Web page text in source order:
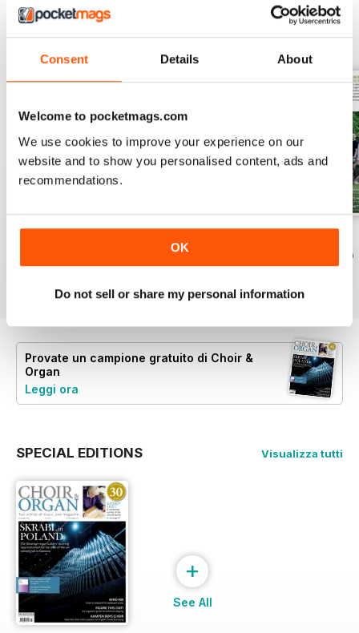
Consent Details About
Welcome to pocketmags.com
We use cookies to improve your experience on our
website and to show you personalised content, ads and
recommendations.
OK
Do not sell or share my personal information
EDIZIONI INDIETRO Visualizza tutti
Acquista per
€7,99
Provate un campione gratuito di Choir &
Organ
Leggi ora
SPECIAL EDITIONS Visualizza tutti
+
See All